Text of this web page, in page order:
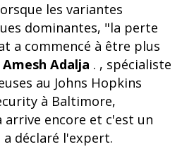
les variantes
dominantes, "la perte
a commencé à être plus
Amesh Adalja . , spécialiste
au Johns Hopkins
à Baltimore,
arrive encore et c'est un
déclaré l'expert.